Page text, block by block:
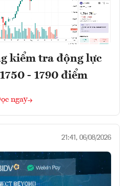
kiểm tra động lực
- 1790 điểm
ngay
21:41, 06/08/2026